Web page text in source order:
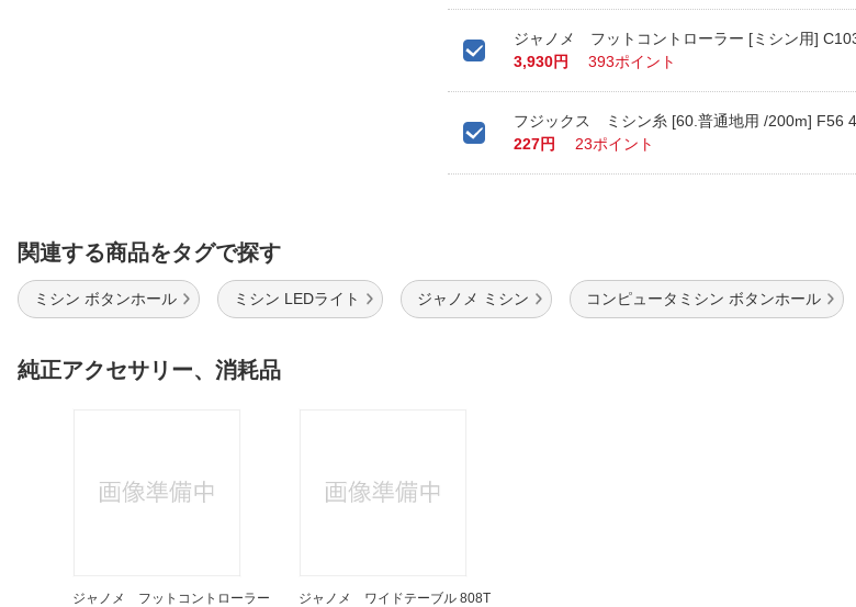
ジャノメ フットコントローラー [ミシン用]
3,930円
393ポイント
フジックス ミシン糸 [60.普通地用 /200m] F56
227円
23ポイント
関連する商品をタグで探す
ミシン ボタンホール ミシン LEDライト ジャノメ ミシン コンピュータミシン ボタンホール
純正アクセサリー、消耗品
ジャノメ フットコントローラー
ジャノメ ワイドテーブル 808T